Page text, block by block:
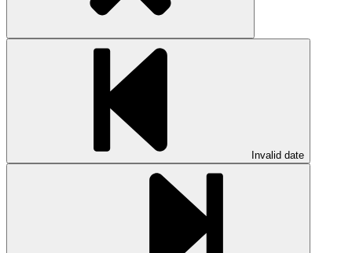
Invalid date